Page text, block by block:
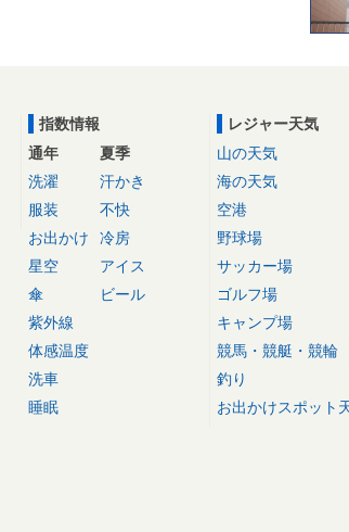
指数情報
通年
洗濯
服装
お出かけ
星空
傘
紫外線
体感温度
洗車
睡眠
夏季
汗かき
不快
冷房
アイス
ビール
レジャー天気
山の天気
海の天気
空港
野球場
サッカー場
ゴルフ場
キャンプ場
競馬・競艇・競輪
釣り
お出かけスポット